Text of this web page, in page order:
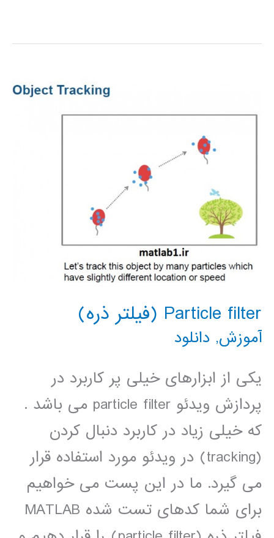
Particle filter (فیلتر ذره)
آموزش, دانلود
یکی از ابزارهای خیلی پر کاربرد در
پردازش ویدئو particle filter می باشد .
که خیلی زیاد در کاربرد دنبال کردن
(tracking) در ویدئو مورد استفاده قرار
می گیرد. ما در این پست می خواهیم
برای شما کدهای تست شده MATLAB